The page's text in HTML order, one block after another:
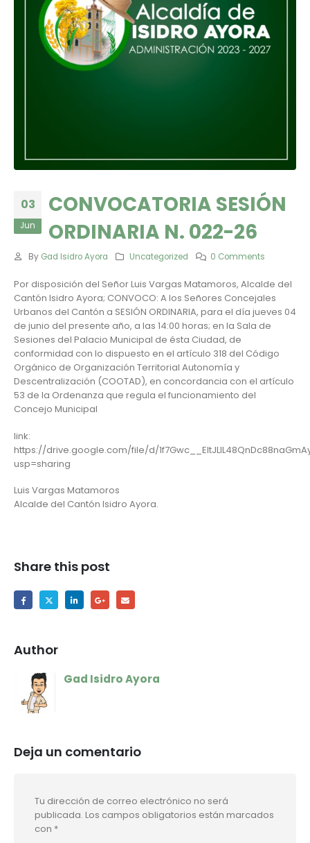
03
Jun
CONVOCATORIA SESIÓN
ORDINARIA N. 022-26
By Gad Isidro Ayora Uncategorized 0 Comments
Por disposición del Señor Luis Vargas Matamoros, Alcalde del
Cantón Isidro Ayora; CONVOCO: A los Señores Concejales
Urbanos del Cantón a SESIÓN ORDINARIA, para el día jueves 04
de junio del presente año, a las 14:00 horas; en la Sala de
Sesiones del Palacio Municipal de ésta Ciudad, de
conformidad con lo dispuesto en el artículo 318 del Código
Orgánico de Organización Territorial Autonomía y
Descentralización (COOTAD), en concordancia con el artículo
53 de la Ordenanza que regula el funcionamiento del
Concejo Municipal
link:
https://drive.google.com/file/d/
usp=sharing
Luis Vargas Matamoros
Alcalde del Cantón Isidro Ayora.
Share this post
Author
Gad Isidro Ayora
Deja un comentario
Tu dirección de correo electrónico no será
publicada. Los campos obligatorios están marcados
con *